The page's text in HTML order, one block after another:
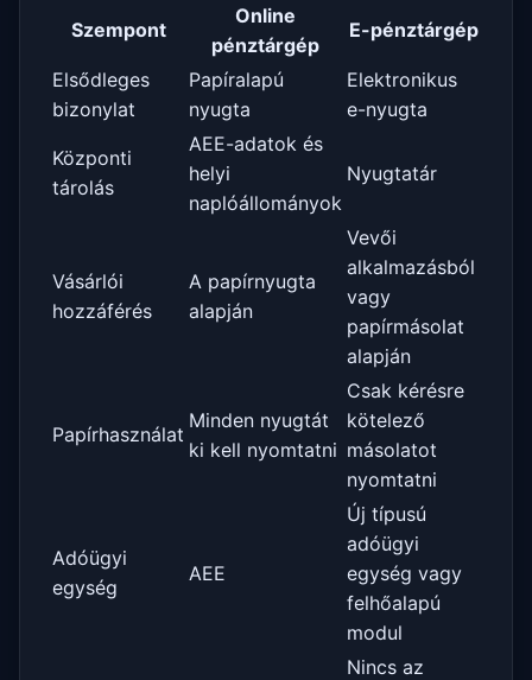
Szempont
Online
pénztárgép
E-pénztárgép
Elsődleges
bizonylat
Papíralapú
nyugta
Elektronikus
e-nyugta
Központi
tárolás
AEE-adatok és
helyi
naplóállományok
Nyugtatár
Vásárlói
hozzáférés
A papírnyugta
alapján
Vevői
alkalmazásból
vagy
papírmásolat
alapján
Papírhasználat
Minden nyugtát
ki kell nyomtatni
Csak kérésre
kötelező
másolatot
nyomtatni
Adóügyi
egység
AEE
Új típusú
adóügyi
egység vagy
felhőalapú
modul
Nincs az